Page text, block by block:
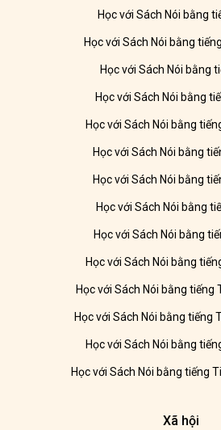
Học với Sách Nói bằng
Học với Sách Nói bằng
Học với Sách Nói bằng
Học với Sách Nói bằng
Học với Sách Nói bằng
Học với Sách Nói bằng
Học với Sách Nói bằng
Học với Sách Nói bằng
Học với Sách Nói bằng
Học với Sách Nói bằng
Học với Sách Nói bằng tiếng
Học với Sách Nói bằng tiếng
Học với Sách Nói bằng
Học với Sách Nói bằng tiếng
Xã hội